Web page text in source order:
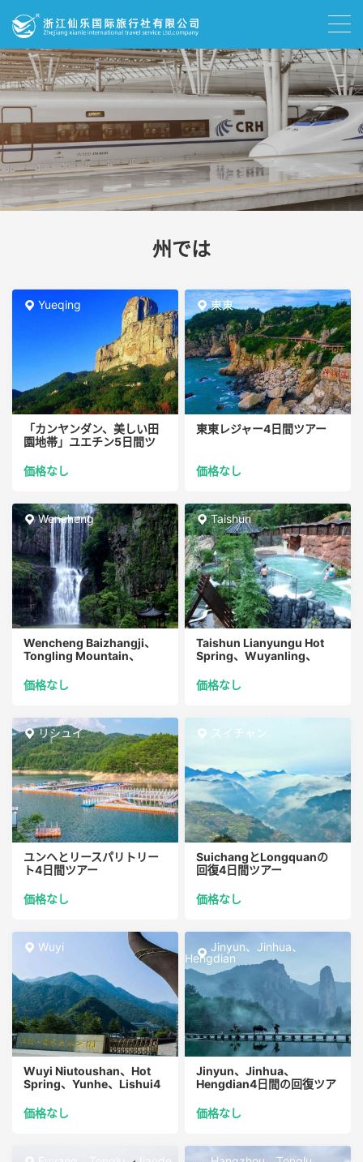
州では
Yueqing
「カンヤンダン、美しい田
園地帯」ユエチン5日間ツ
価格なし
東東
東東レジャー4日間ツアー
価格なし
Wencheng
Wencheng Baizhangji、
Tongling Mountain、
価格なし
Taishun
Taishun Lianyungu Hot
Spring、Wuyanling、
価格なし
リシュイ
ユンヘとリースパリトリー
ト4日間ツアー
価格なし
スイチャン
SuichangとLongquanの
回復4日間ツアー
価格なし
Wuyi
Wuyi Niutoushan、Hot
Spring、Yunhe、Lishui4
価格なし
Jinyun、Jinhua、
Hengdian
Jinyun、Jinhua、
Hengdian4日間の回復ツア
価格なし